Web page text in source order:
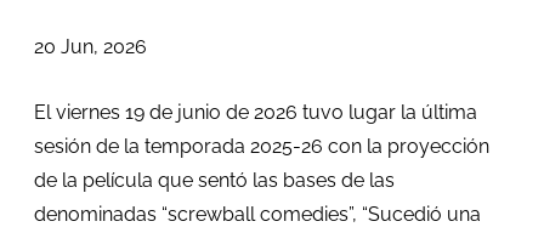
20 Jun, 2026
El viernes 19 de junio de 2026 tuvo lugar la última
sesión de la temporada 2025-26 con la proyección
de la película que sentó las bases de las
denominadas “screwball comedies”, “Sucedió una